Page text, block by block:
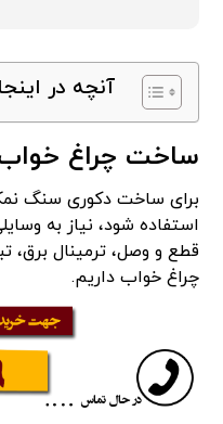
آنچه در
ساخت چراغ
برای ساخت دکوری سنگ
استفاده شود، نیاز به
قطع و وصل، ترمینال برق،
چراغ خواب داریم.